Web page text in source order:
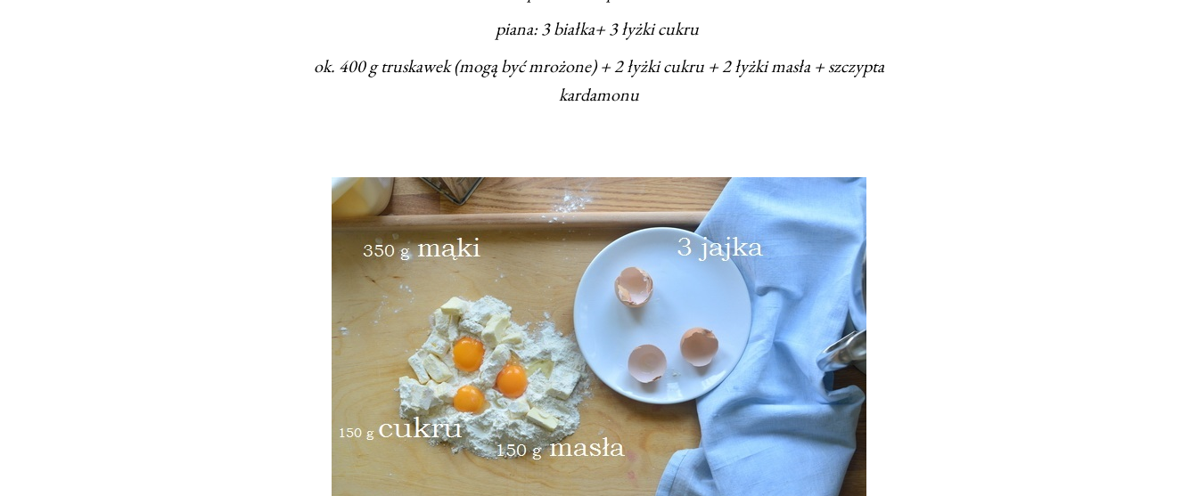
piana: 3 białka+ 3 łyżki cukru
ok. 400 g truskawek (mogą być mrożone) + 2 łyżki cukru + 2 łyżki masła + szczypta
kardamonu